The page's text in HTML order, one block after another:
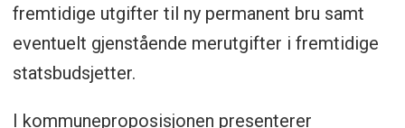
fremtidige utgifter til ny permanent bru samt
eventuelt gjenstående merutgifter i fremtidige
statsbudsjetter.
I kommuneproposisjonen presenterer